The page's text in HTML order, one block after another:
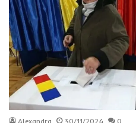
Alexandra 30/11/2024 0